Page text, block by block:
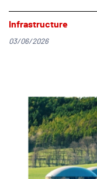
Infrastructure
03/06/2026